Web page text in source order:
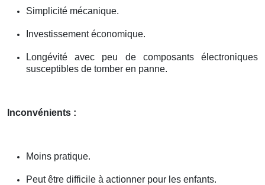
Simplicité mécanique.
Investissement économique.
Longévité avec peu de composants électroniques
susceptibles de tomber en panne.
Inconvénients :
Moins pratique.
Peut être difficile à actionner pour les enfants.